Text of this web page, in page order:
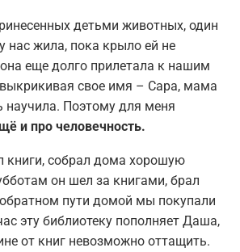
детьми животных, один
нас жила, пока крыло ей не
еще долго прилетала к нашим
свое имя – Сара, мама
научила. Поэтому для меня
и про человечность.
книги, собрал дома хорошую
он шел за книгами, брал
пути домой мы покупали
эту библиотеку пополняет Даша,
от книг невозможно оттащить.